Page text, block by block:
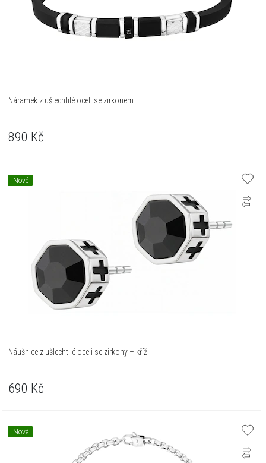
Náramek z ušlechtilé oceli se zirkonem
890 Kč
Nové
Náušnice z ušlechtilé oceli se zirkony – kříž
690 Kč
Nové